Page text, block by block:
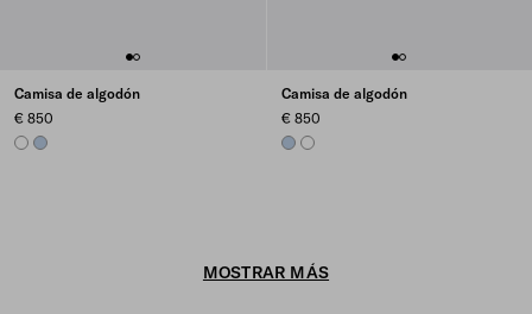
Camisa de algodón
€ 850
WHITELIGHT BLUE
Camisa de algodón
€ 850
LIGHT BLUE
WHITE
MOSTRAR MÁS